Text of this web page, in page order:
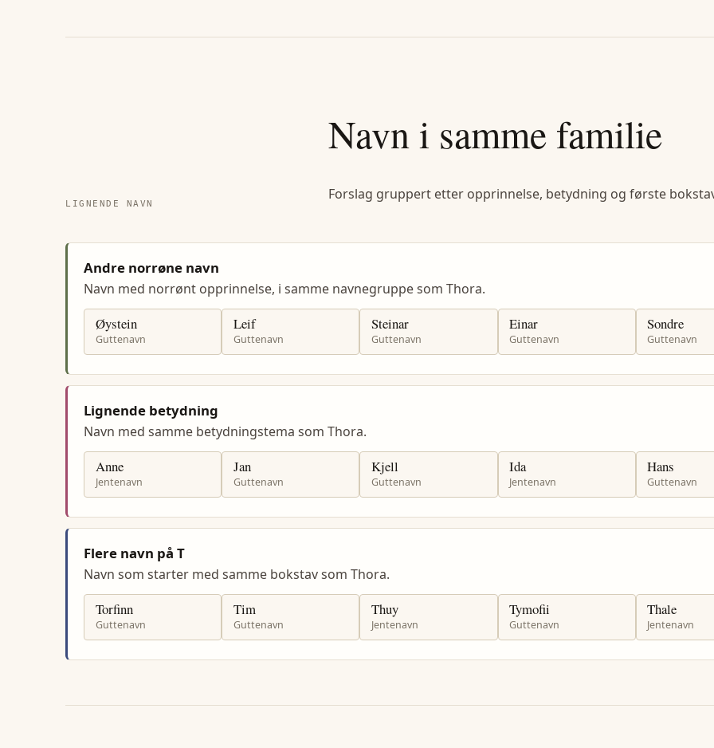
LIGNENDE NAVN
Navn i samme familie
Forslag gruppert etter opprinnelse, betydning og første
Andre norrøne navn
Navn med norrønt opprinnelse, i samme navnegruppe som Thora.
Øystein
Guttenavn
Leif
Guttenavn
Steinar
Guttenavn
Einar
Guttenavn
Sondre
Guttenavn
Lignende betydning
Navn med samme betydningstema som Thora.
Anne
Jentenavn
Jan
Guttenavn
Kjell
Guttenavn
Ida
Jentenavn
Hans
Guttenavn
Flere navn på T
Navn som starter med samme bokstav som Thora.
Torfinn
Guttenavn
Tim
Guttenavn
Thuy
Jentenavn
Tymofii
Guttenavn
Thale
Jentenavn